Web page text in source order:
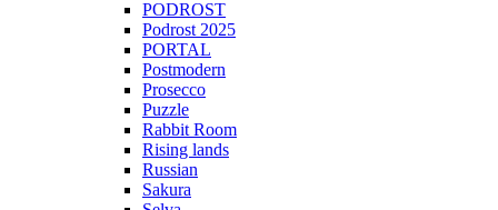
PODROST
Podrost 2025
PORTAL
Postmodern
Prosecco
Puzzle
Rabbit Room
Rising lands
Russian
Sakura